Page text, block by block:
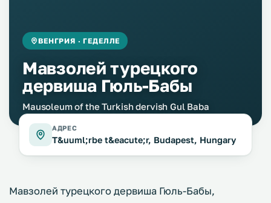
ВЕНГРИЯ · ГЕДЕЛЛЕ
Мавзолей турецкого
дервиша Гюль-Бабы
Mausoleum of the Turkish dervish Gul Baba
АДРЕС
T&uuml;rbe t&eacute;r, Budapest, Hungary
Мавзолей турецкого дервиша Гюль-Бабы,